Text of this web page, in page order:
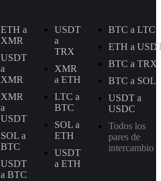
ETH a
XMR
USDT
a
XMR
XMR
a
USDT
SOL a
BTC
USDT
a BTC
USDT
a
TRX
XMR
a ETH
LTC a
BTC
SOL a
ETH
USDT
a ETH
BTC a LTC
ETH a
BTC a TRX
BTC a SOL
USDT a
USDC
Todos los
pares de
intercambio